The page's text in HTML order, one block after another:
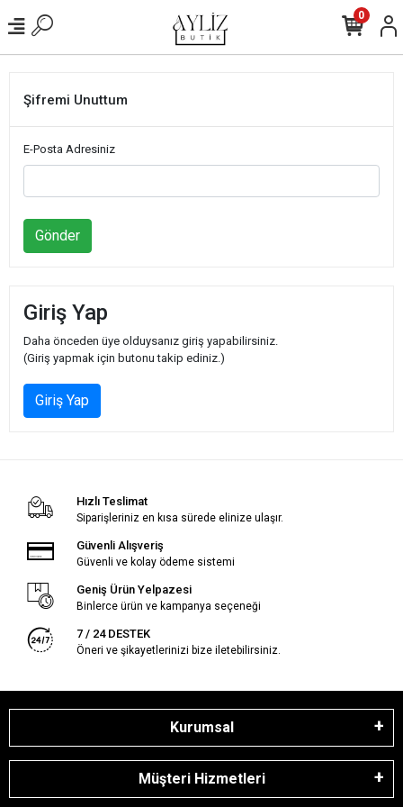
0
Şifremi Unuttum
E-Posta Adresiniz
Gönder
Giriş Yap
Daha önceden üye olduysanız giriş yapabilirsiniz.
(Giriş yapmak için butonu takip ediniz.)
Giriş Yap
Hızlı Teslimat
Siparişleriniz en kısa sürede elinize ulaşır.
Güvenli Alışveriş
Güvenli ve kolay ödeme sistemi
Geniş Ürün Yelpazesi
Binlerce ürün ve kampanya seçeneği
7 / 24 DESTEK
Öneri ve şikayetlerinizi bize iletebilirsiniz.
Kurumsal
Müşteri Hizmetleri